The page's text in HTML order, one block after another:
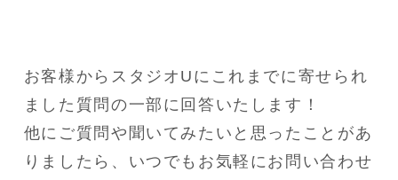
お客様からスタジオUにこれまでに寄せられ
ました質問の一部に回答いたします！
他にご質問や聞いてみたいと思ったことがあ
りましたら、いつでもお気軽にお問い合わせ